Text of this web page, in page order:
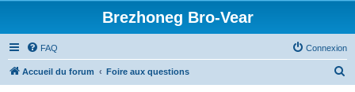
Brezhoneg Bro-Vear
FAQ Connexion
Accueil du forum Foire aux questions